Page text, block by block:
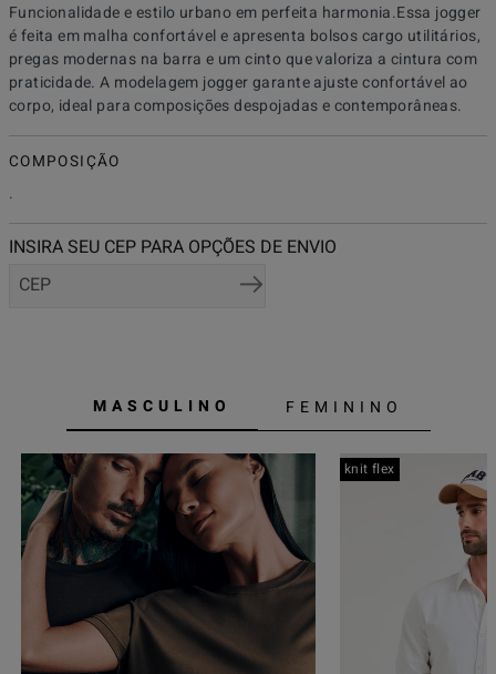
Funcionalidade e estilo urbano em perfeita harmonia.Essa jogger
é feita em malha confortável e apresenta bolsos cargo utilitários,
pregas modernas na barra e um cinto que valoriza a cintura com
praticidade. A modelagem jogger garante ajuste confortável ao
corpo, ideal para composições despojadas e contemporâneas.
COMPOSIÇÃO
.
MASCULINO FEMININO
knit flex